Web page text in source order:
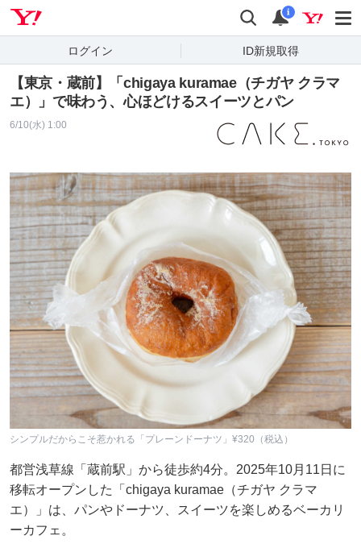
検索 通知
i
ログイン ID新規取得
【東京・蔵前】「chigaya kuramae（チガヤ クラマ
エ）」で味わう、心ほどけるスイーツとパン
6/10(水) 1:00
シンプルだからこそ惹かれる「プレーンドーナツ」¥320（税込）
都営浅草線「蔵前駅」から徒歩約4分。2025年10月11日に
移転オープンした「chigaya kuramae（チガヤ クラマ
エ）」は、パンやドーナツ、スイーツを楽しめるベーカリ
ーカフェ。